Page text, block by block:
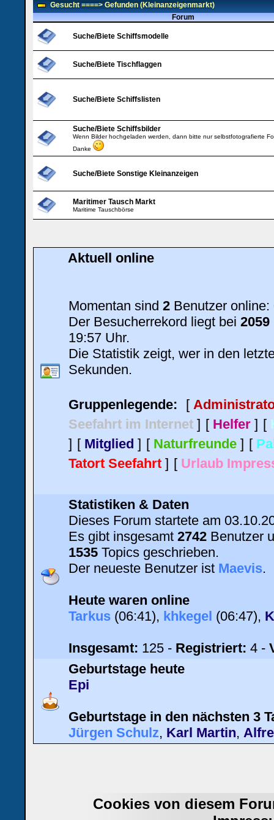
Gesucht ====> Gefunden (Kleinanzeigenmarkt)
Forum
Suche/Biete Schiffsmodelle
Suche/Biete Tischflaggen
Suche/Biete Schiffslisten
Suche/Biete Schiffsbilder
Wenn Bilder hochgeladen werden, dann bitte nur selbstfotografierte
Danke
Suche/Biete Sonstige Kleinanzeigen
Maritimer Tausch Markt
Maritime Tauschbörse
Aktuell online
Momentan sind 2 Benutzer online:
Der Besucherrekord liegt bei 2059
19:57 Uhr.
Die Statistik zeigt, wer in den
Sekunden.
Gruppenlegende: [
Seefahrt im Internet ] [ Helfer ] [
] [ Mitglied ] [ Naturfreunde ] [
Tatort Seefahrt ] [ Urlaub
Statistiken & Daten
Dieses Forum startete am
Es gibt insgesamt 2742 Benutzer
1535 Topics geschrieben.
Der neueste Benutzer ist Maevis.
Heute waren online
Tarkus (06:41), khkegel (06:47),
Insgesamt: 125 - Registriert: 4 -
Geburtstage heute
Epi
Geburtstage in den nächsten 3
Jürgen Schulz, Karl Martin,
Cookies von diesem